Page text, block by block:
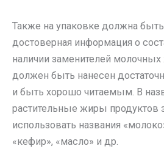
Также на упаковке должна
достоверная информация о
наличии заменителей
должен быть нанесен
и быть хорошо читаемым. В
растительные жиры продуктов
использовать названия
«кефир», «масло» и др.